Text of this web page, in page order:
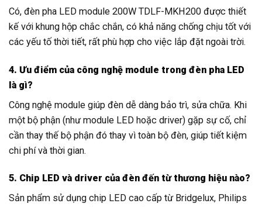
Có, đèn pha LED module 200W TDLF-MKH200 được thiết
kế với khung hộp chắc chắn, có khả năng chống chịu tốt với
các yếu tố thời tiết, rất phù hợp cho việc lắp đặt ngoài trời.
4. Ưu điểm của công nghệ module trong đèn pha LED
là gì?
Công nghệ module giúp đèn dễ dàng bảo trì, sửa chữa. Khi
một bộ phận (như module LED hoặc driver) gặp sự cố, chỉ
cần thay thế bộ phận đó thay vì toàn bộ đèn, giúp tiết kiệm
chi phí và thời gian.
5. Chip LED và driver của đèn đến từ thương hiệu nào?
Sản phẩm sử dụng chip LED cao cấp từ Bridgelux, Philips